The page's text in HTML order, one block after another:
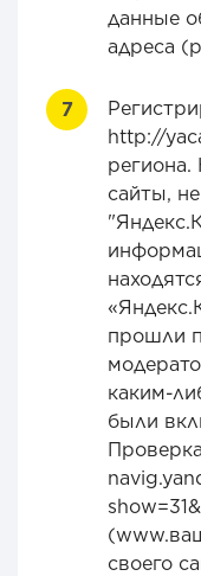
данные
адреса
http://
региона.
сайты,
прошли
каким-
были
своего